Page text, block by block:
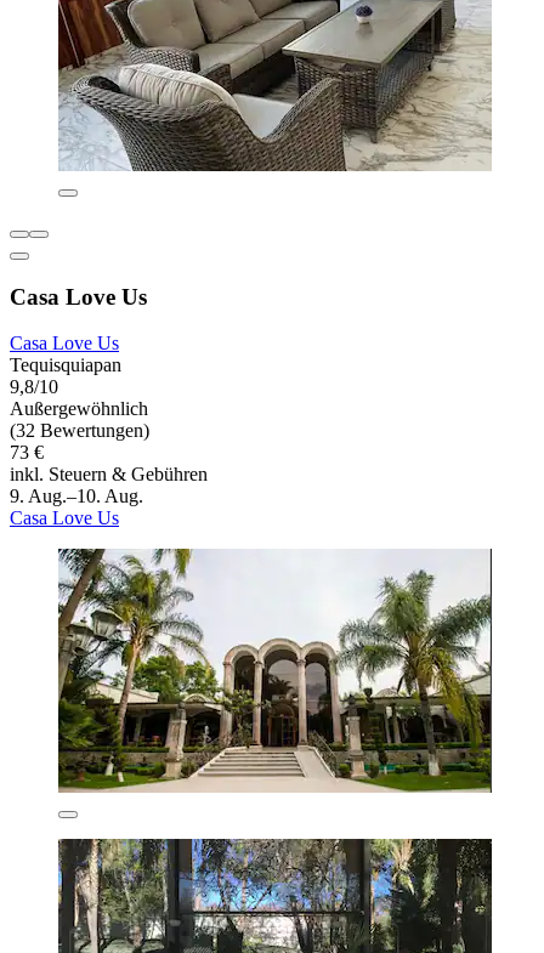
Casa Love Us
Casa Love Us
Tequisquiapan
9,8/10
Außergewöhnlich
(32 Bewertungen)
73 €
inkl. Steuern & Gebühren
9. Aug.–10. Aug.
Casa Love Us